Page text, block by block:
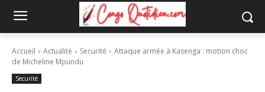
Accueil Actualité Securité
Attaque armée à Kasenga : motion choc
de Micheline Mpundu
Securité